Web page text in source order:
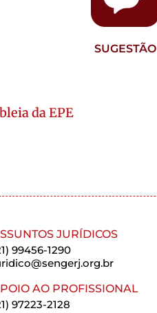
SUGESTÃO
da EPE
JURÍDICOS
99456-1290
AO PROFISSIONAL
97223-2128